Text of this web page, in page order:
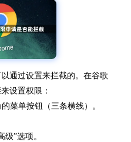
通过设置来拦截的。在谷歌
设置权限：
菜单按钮（三条横线）。
”选项。